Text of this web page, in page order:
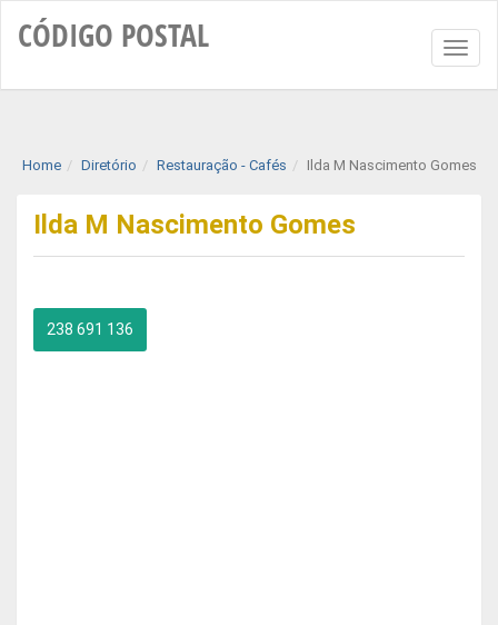
CÓDIGO POSTAL
Home Diretório Restauração - Cafés Ilda M Nascimento Gomes
Ilda M Nascimento Gomes
238 691 136